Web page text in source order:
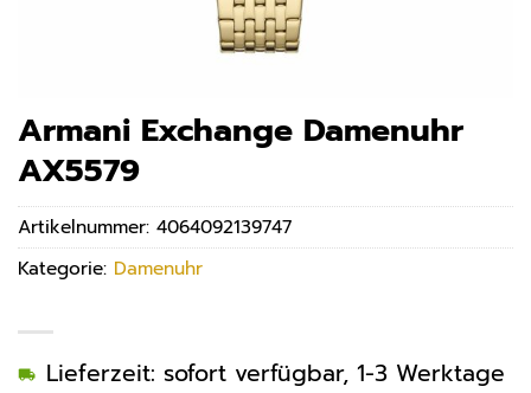
Armani Exchange Damenuhr
AX5579
Lieferzeit: sofort verfügbar, 1-3 Werktage
Artikelnummer: 4064092139747
Kategorie: Damenuhr